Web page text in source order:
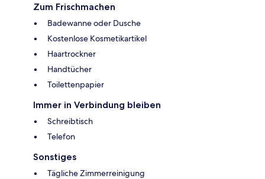
Zum Frischmachen
Badewanne oder Dusche
Kostenlose Kosmetikartikel
Haartrockner
Handtücher
Toilettenpapier
Immer in Verbindung bleiben
Schreibtisch
Telefon
Sonstiges
Tägliche Zimmerreinigung